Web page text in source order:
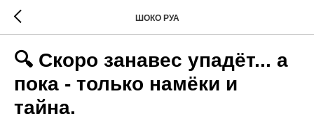
ШОКО РУА
🔍 Скоро занавес упадёт... а
пока - только намёки и
тайна.